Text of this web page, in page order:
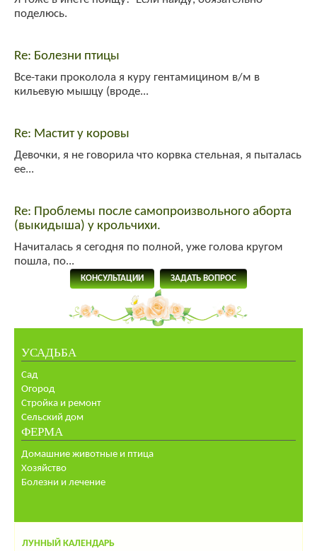
поделюсь.
Re: Болезни птицы
Все-таки проколола я куру гентамицином в/м в
кильевую мышцу (вроде...
Re: Мастит у коровы
Девочки, я не говорила что корвка стельная, я пыталась
ее...
Re: Проблемы после самопроизвольного аборта
(выкидыша) у крольчихи.
Начиталась я сегодня по полной, уже голова кругом
пошла, по...
КОНСУЛЬТАЦИИ ЗАДАТЬ ВОПРОС
УСАДЬБА
Сад
Огород
Стройка и ремонт
Сельский дом
ФЕРМА
Домашние животные и птица
Хозяйство
Болезни и лечение
ЛУННЫЙ КАЛЕНДАРЬ